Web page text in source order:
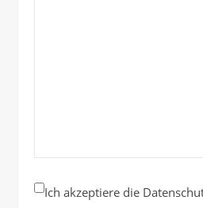
Ich akzeptiere die